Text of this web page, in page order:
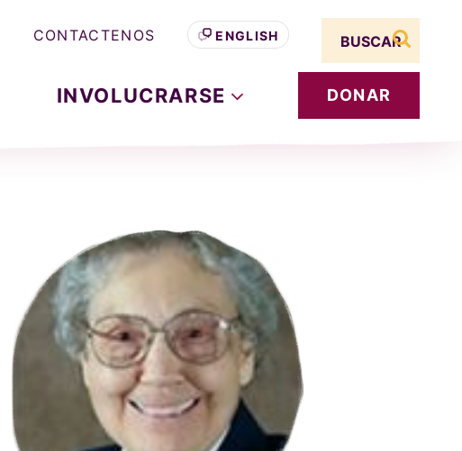
INVOLUCRARSE DONAR
CONTACTENOS ENGLISH
Search term
buscar